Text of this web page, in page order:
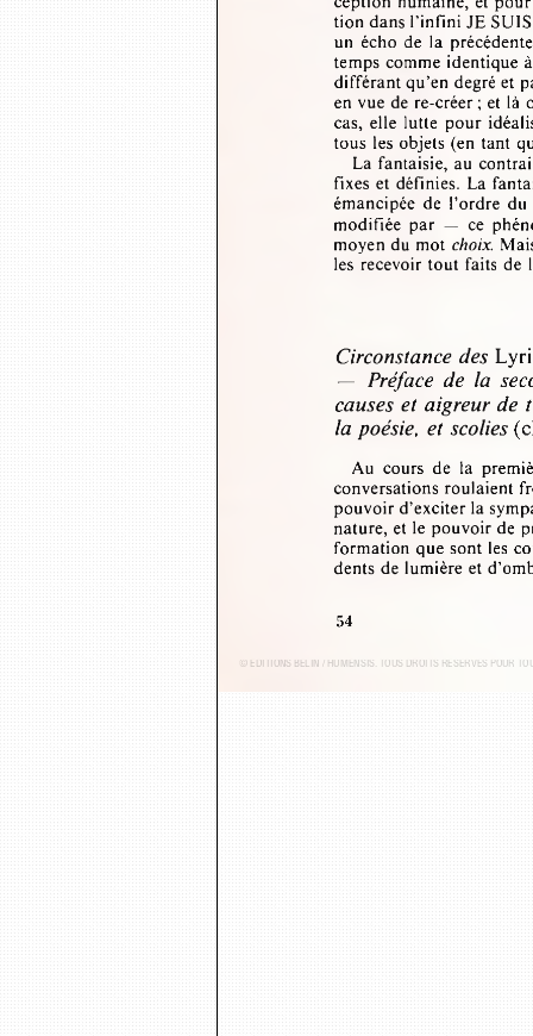
tion dans l’infini JE
un  écho  de  la
temps comme
différant qu’en degré
en vue de re-créer ; et
cas,  elle  lutte  pour
tous les objets (en tant
La fantaisie, au
fixes et définies.  La
émancipée  de  l’ordre
modifiée  par  —  ce
moyen du mot choix.
les  recevoir tout faits
Circonstance des
—  Préface  de  la
causes et aigreur
la poésie,  et scolies
Au  cours  de  la
conversations roulaient
pouvoir d’exciter la
nature, et le pouvoir de
formation que sont les
dents de lumière et
54
© ÉDITIONS BELIN / HUMENSIS. TOUS DROITS RÉSERVÉS POUR